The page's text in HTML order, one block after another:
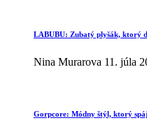
LABUBU: Zubatý plyšák, ktorý
Nina Murarova 11. júla
Gorpcore: Módny štýl, ktorý